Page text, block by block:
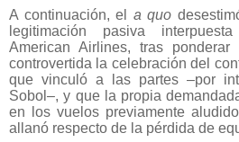
A continuación, el a quo
legitimación pasiva
American Airlines, tras
controvertida la celebración del
que vinculó a las partes –por
Sobol–, y que la propia
en los vuelos previamente
allanó respecto de la pérdida de